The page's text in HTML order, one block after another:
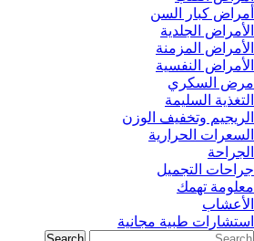
أمراض كبار السن
الأمراض الجلدية
الأمراض المزمنة
الأمراض النفسية
مرض السكري
التغذية السليمة
الريجيم وتخفيف الوزن
السعرات الحرارية
الجراحة
جراحات التجميل
معلومة تهمك
الأعشاب
استشارات طبية مجانية